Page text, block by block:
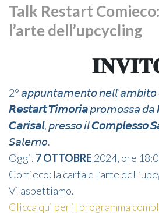
Contatti
Talk Restart
l’arte dell’upcycling
2° 𝘢𝘱𝘱𝘶𝘯𝘵𝘢𝘮𝘦𝘯𝘵𝘰 𝘯𝘦𝘭𝘭’𝘢𝘮𝘣𝘪𝘵𝘰
𝘙𝘦𝘴𝘵𝘢𝘳𝘵 𝘛𝘪𝘮𝘰𝘳𝘪𝘢𝘱𝘳𝘰𝘮𝘰𝘴𝘴𝘢 𝘥𝘢
𝘊𝘢𝘳𝘪𝘴𝘢𝘭, 𝘱𝘳𝘦𝘴𝘴𝘰 𝘪𝘭𝘊𝘰𝘮𝘱𝘭𝘦𝘴𝘴𝘰
𝘚𝘢𝘭𝘦𝘳𝘯𝘰.
Oggi, 7 OTTOBRE 2024, ore
Comieco: la carta e l’arte
Vi aspettiamo.
Clicca qui per il programma